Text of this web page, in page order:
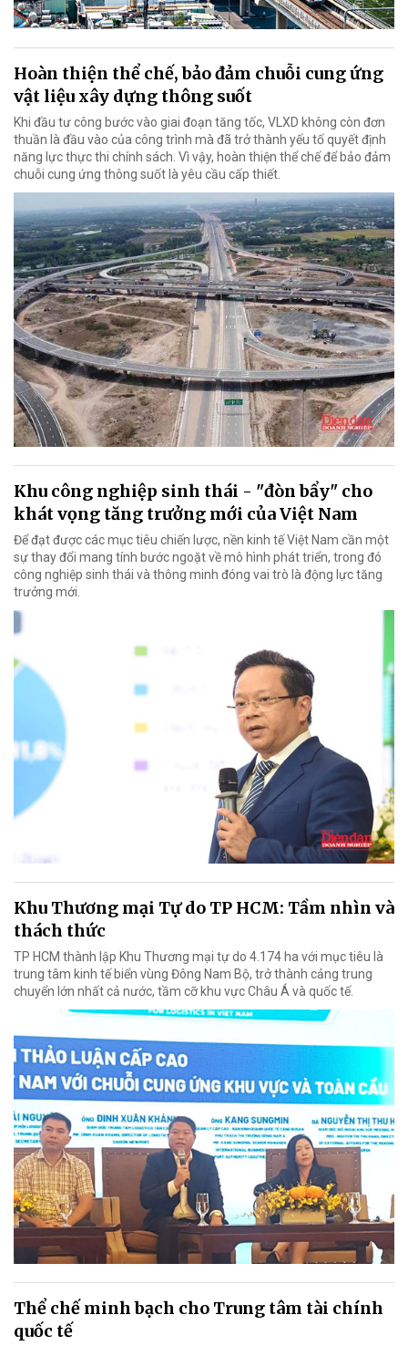
Hoàn thiện thể chế, bảo đảm chuỗi cung ứng
vật liệu xây dựng thông suốt
Khi đầu tư công bước vào giai đoạn tăng tốc, VLXD không còn đơn
thuần là đầu vào của công trình mà đã trở thành yếu tố quyết định
năng lực thực thi chính sách. Vì vậy, hoàn thiện thể chế để bảo đảm
chuỗi cung ứng thông suốt là yêu cầu cấp thiết.
Khu công nghiệp sinh thái - "đòn bẩy" cho
khát vọng tăng trưởng mới của Việt Nam
Để đạt được các mục tiêu chiến lược, nền kinh tế Việt Nam cần một
sự thay đổi mang tính bước ngoặt về mô hình phát triển, trong đó
công nghiệp sinh thái và thông minh đóng vai trò là động lực tăng
trưởng mới.
Khu Thương mại Tự do TP HCM: Tầm nhìn và
thách thức
TP HCM thành lập Khu Thương mại tự do 4.174 ha với mục tiêu là
trung tâm kinh tế biển vùng Đông Nam Bộ, trở thành cảng trung
chuyển lớn nhất cả nước, tầm cỡ khu vực Châu Á và quốc tế.
Thể chế minh bạch cho Trung tâm tài chính
quốc tế